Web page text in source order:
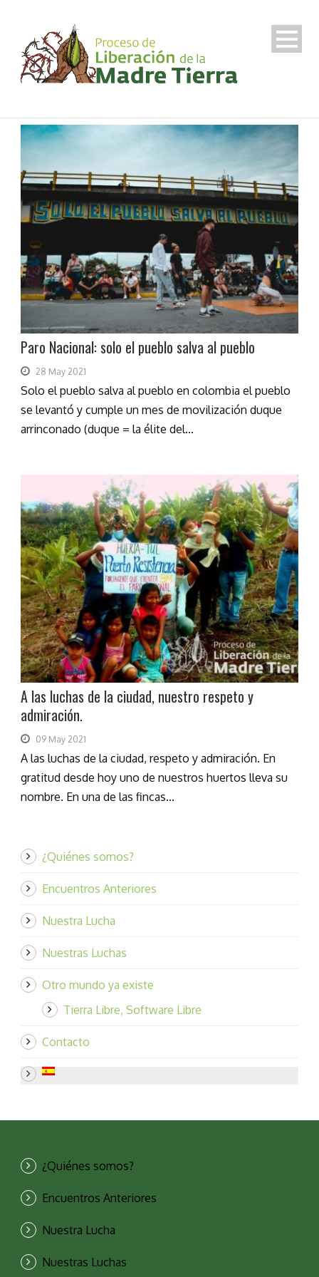
Paro Nacional: solo el pueblo salva al pueblo
28 May 2021
Solo el pueblo salva al pueblo en colombia el pueblo
se levantó y cumple un mes de movilización duque
arrinconado (duque = la élite del...
A las luchas de la ciudad, nuestro respeto y
admiración.
09 May 2021
A las luchas de la ciudad, respeto y admiración. En
gratitud desde hoy uno de nuestros huertos lleva su
nombre. En una de las fincas...
¿Quiénes somos?
Encuentros Anteriores
Nuestra Lucha
Nuestras Luchas
Otro mundo ya existe
Tierra Libre, Software Libre
Contacto
¿Quiénes somos?
Encuentros Anteriores
Nuestra Lucha
Nuestras Luchas